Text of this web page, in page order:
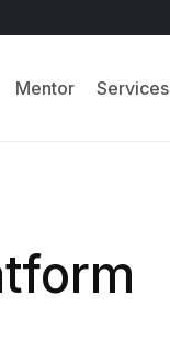
Mentor Services